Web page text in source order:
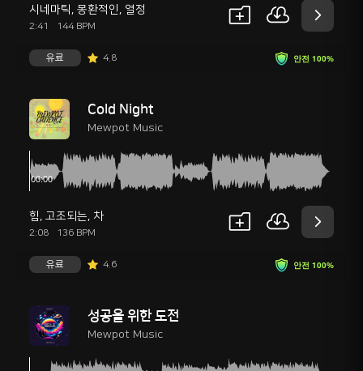
시네마틱, 몽환적인, 열정
2:41 144 BPM
안전 100%
유료 4.8
Cold Night
Mewpot Music
힘, 고조되는, 차
2:08 136 BPM
안전 100%
유료 4.6
성공을 위한 도전
Mewpot Music